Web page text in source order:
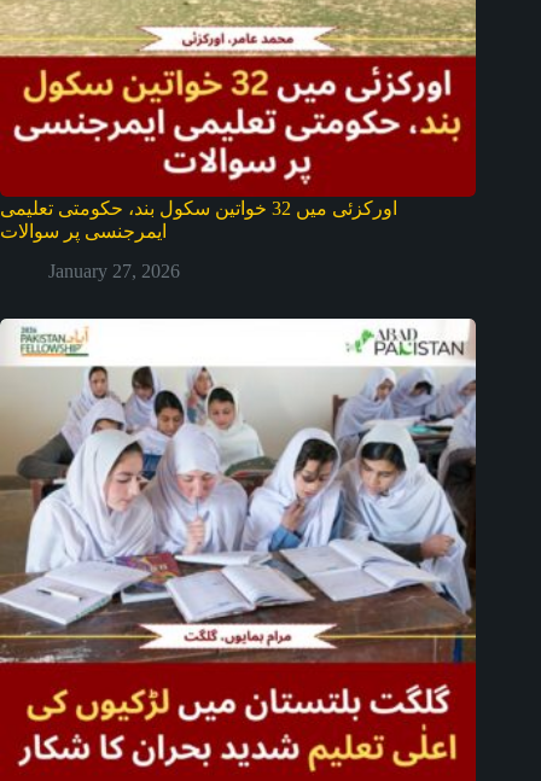
اورکزئی میں 32 خواتین سکول بند، حکومتی تعلیمی
ایمرجنسی پر سوالات
January 27, 2026